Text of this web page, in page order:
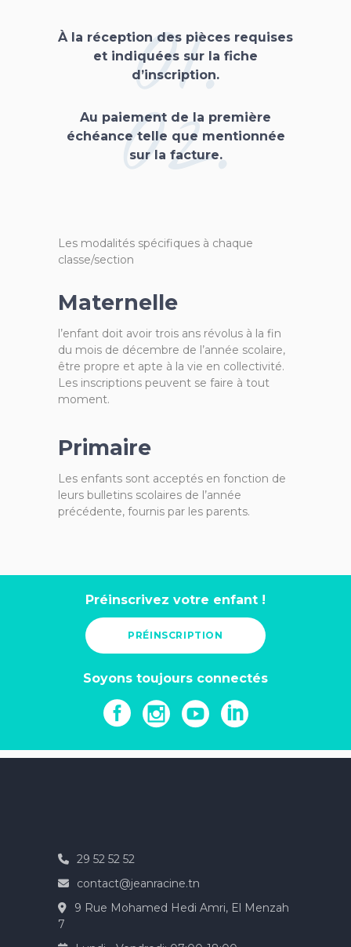
01.
À la réception des pièces requises
et indiquées sur la fiche
d’inscription.
02.
Au paiement de la première
échéance telle que mentionnée
sur la facture.
Les modalités spécifiques à chaque
classe/section
Maternelle
l’enfant doit avoir trois ans révolus à la fin
du mois de décembre de l’année scolaire,
être propre et apte à la vie en collectivité.
Les inscriptions peuvent se faire à tout
moment.
Primaire
Les enfants sont acceptés en fonction de
leurs bulletins scolaires de l’année
précédente, fournis par les parents.
Préinscrivez votre enfant !
PRÉINSCRIPTION
Soyons toujours connectés
29 52 52 52
contact@jeanracine.tn
9 Rue Mohamed Hedi Amri, El Menzah
7